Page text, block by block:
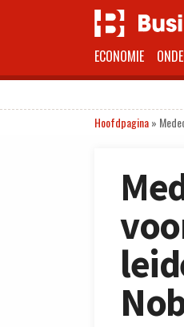
ECONOMIE
Hoofdpagina»